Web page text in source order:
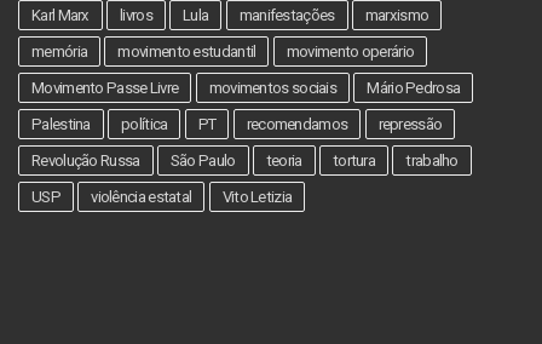
Karl Marx
livros Lula manifestações
marxismo
memória
movimento estudantil
movimento operário
Movimento Passe Livre
movimentos sociais
Mário Pedrosa
Palestina
política PT recomendamos
repressão
Revolução Russa
São Paulo teoria tortura
trabalho
USP
violência estatal Vito Letizia